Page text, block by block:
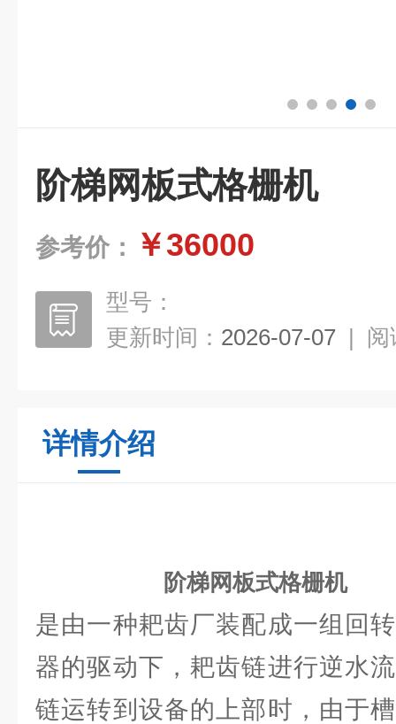
阶梯网板式格栅机
参考价： ￥36000
型号：
更新时间： 2026-07-07 | 阅
详情介绍
阶梯网板式格栅机
是由一种耙齿厂装配成一组回
器的驱动下，耙齿链进行逆水
链运转到设备的上部时，由于